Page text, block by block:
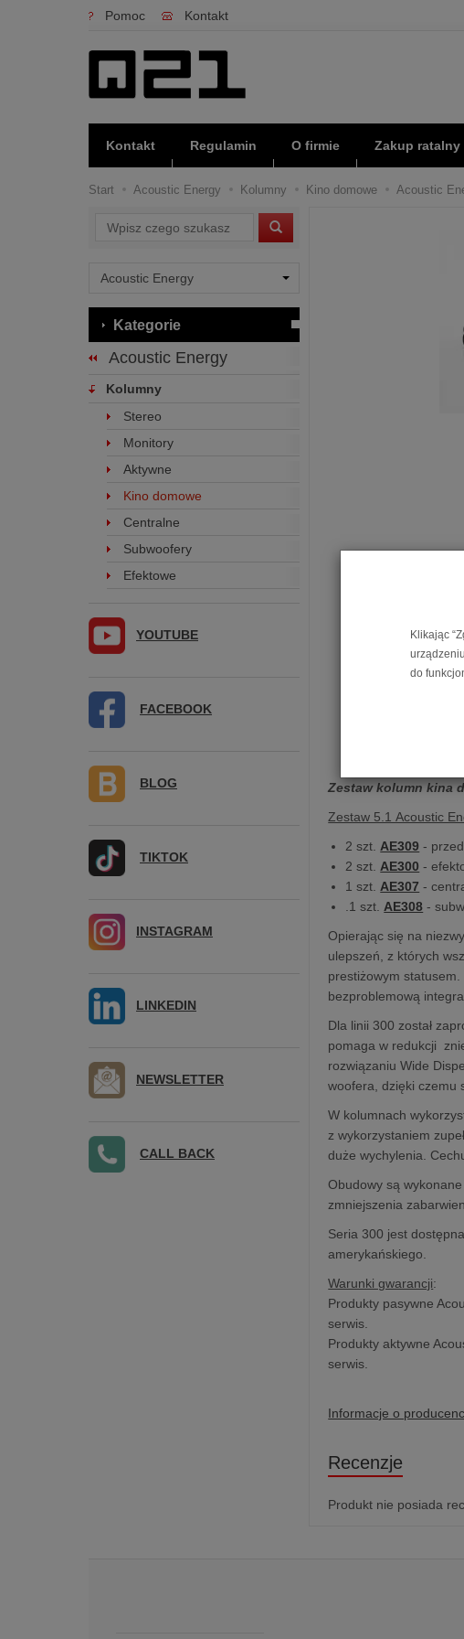
Pomoc Kontakt
Kontakt Regulamin O firmie Zakup ratalny
Start Acoustic Energy Kolumny Kino domowe Acoustic
Zestaw kolumn kina
Zestaw 5.1 Acoustic
2 szt. AE309 -
2 szt. AE300 -
1 szt. AE307 -
.1 szt. AE308 -
Opierając się na
ulepszeń, z których
prestiżowym
bezproblemową
Dla linii 300 został
pomaga w redukcji
rozwiązaniu Wide
woofera, dzięki czemu
W kolumnach
z wykorzystaniem
duże wychylenia.
Obudowy są
zmniejszenia
Seria 300 jest
amerykańskiego.
Warunki gwarancji:
Produkty pasywne
serwis.
Produkty aktywne
serwis.
Informacje o
Recenzje
Produkt nie posiada
Wyszukaj
Kategorie
Acoustic Energy
Kolumny
Stereo
Monitory
Aktywne
Kino domowe
Centralne
Subwoofery
Efektowe
YOUTUBE
FACEBOOK
BLOG
TIKTOK
INSTAGRAM
LINKEDIN
NEWSLETTER
CALL BACK
Klikając
do